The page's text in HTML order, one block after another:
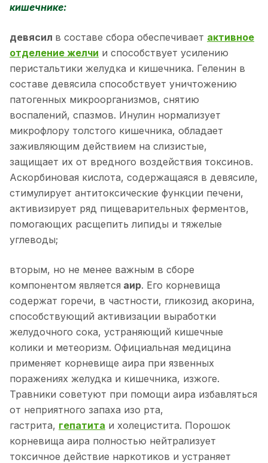
кишечнике:
девясил в составе сбора обеспечивает активное
отделение желчи и способствует усилению
перистальтики желудка и кишечника. Геленин в
составе девясила способствует уничтожению
патогенных микроорганизмов, снятию
воспалений, спазмов. Инулин нормализует
микрофлору толстого кишечника, обладает
заживляющим действием на слизистые,
защищает их от вредного воздействия токсинов.
Аскорбиновая кислота, содержащаяся в девясиле,
стимулирует антитоксические функции печени,
активизирует ряд пищеварительных ферментов,
помогающих расщепить липиды и тяжелые
углеводы;
вторым, но не менее важным в сборе
компонентом является аир. Его корневища
содержат горечи, в частности, гликозид акорина,
способствующий активизации выработки
желудочного сока, устраняющий кишечные
колики и метеоризм. Официальная медицина
применяет корневище аира при язвенных
поражениях желудка и кишечника, изжоге.
Травники советуют при помощи аира избавляться
от неприятного запаха изо рта,
гастрита, гепатита и холецистита. Порошок
корневища аира полностью нейтрализует
токсичное действие наркотиков и устраняет